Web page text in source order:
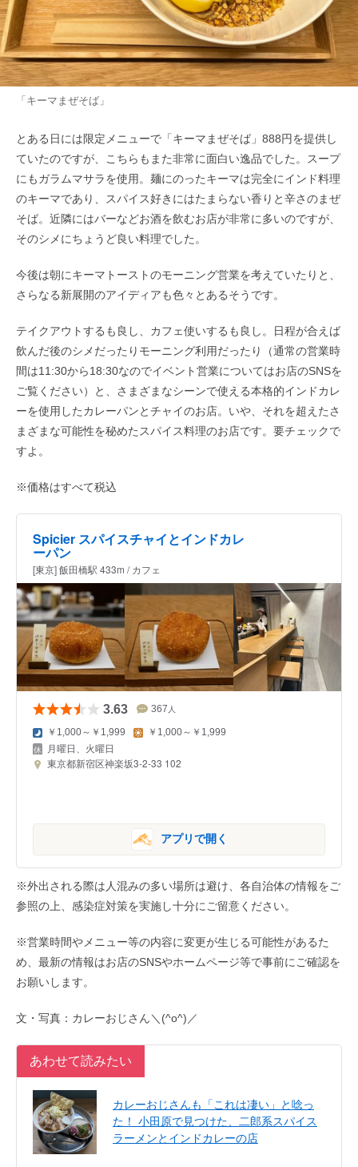
「キーマまぜそば」
とある日には限定メニューで「キーマまぜそば」888円を提供し
ていたのですが、こちらもまた非常に面白い逸品でした。スープ
にもガラムマサラを使用。麺にのったキーマは完全にインド料理
のキーマであり、スパイス好きにはたまらない香りと辛さのまぜ
そば。近隣にはバーなどお酒を飲むお店が非常に多いのですが、
そのシメにちょうど良い料理でした。
今後は朝にキーマトーストのモーニング営業を考えていたりと、
さらなる新展開のアイディアも色々とあるそうです。
テイクアウトするも良し、カフェ使いするも良し。日程が合えば
飲んだ後のシメだったりモーニング利用だったり（通常の営業時
間は11:30から18:30なのでイベント営業についてはお店のSNSを
ご覧ください）と、さまざまなシーンで使える本格的インドカレ
ーを使用したカレーパンとチャイのお店。いや、それを超えたさ
まざまな可能性を秘めたスパイス料理のお店です。要チェックで
すよ。
※価格はすべて税込
Spicier スパイスチャイとインドカレ
ーパン
[東京] 飯田橋駅 433m / カフェ
3.63 367 人
￥1,000～￥1,999 ￥1,000～￥1,999
月曜日、火曜日
東京都新宿区神楽坂3-2-33 102
アプリで開く
※外出される際は人混みの多い場所は避け、各自治体の情報をご
参照の上、感染症対策を実施し十分にご留意ください。
※営業時間やメニュー等の内容に変更が生じる可能性があるた
め、最新の情報はお店のSNSやホームページ等で事前にご確認を
お願いします。
文・写真：カレーおじさん＼(^o^)／
あわせて読みたい
カレーおじさんも「これは凄い」と唸っ
た！ 小田原で見つけた、二郎系スパイス
ラーメンとインドカレーの店